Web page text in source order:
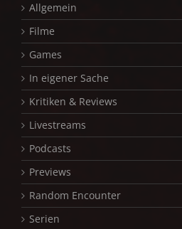
Allgemein
Filme
Games
In eigener Sache
Kritiken & Reviews
Livestreams
Podcasts
Previews
Random Encounter
Serien